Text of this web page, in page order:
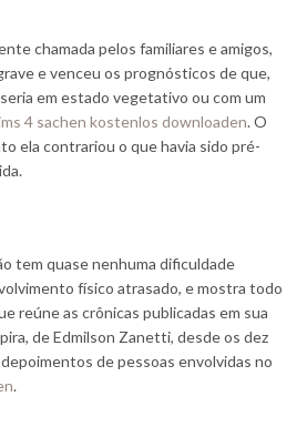
chamada pelos familiares e amigos,
e venceu os prognósticos de que,
em estado vegetativo ou com um
4 sachen kostenlos downloaden. O
ela contrariou o que havia sido pré-
tem quase nenhuma dificuldade
físico atrasado, e mostra todo
reúne as crônicas publicadas em sua
de Edmilson Zanetti, desde os dez
de pessoas envolvidas no
.